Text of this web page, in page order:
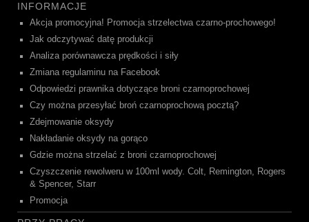
INFORMACJE
Akcja promocyjna! Promocja strzelectwa czarno-prochowego!
Jak odczytywać datę produkcji
Analiza porównawcza prędkości i siły
Zmiana regulaminu na Facebook
Odpowiedzi prawnika dotyczące broni czarnoprochowej
Czy można przesyłać broń czarnoprochową pocztą?
Zdejmowanie oksydy
Nakładanie oksydy na gorąco
Gdzie można strzelać z broni czarnoprochowej
Czyszczenie rewolweru w 100ml wody. Colt, Remington, Rogers
& Spencer, Starr
Promocja